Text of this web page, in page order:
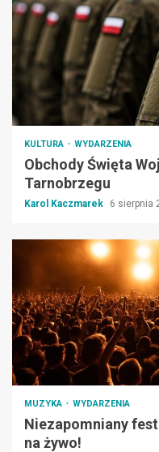
KULTURA WYDARZENIA
Obchody Święta
Tarnobrzegu
Karol Kaczmarek 6 sierpnia
MUZYKA WYDARZENIA
Niezapomniany
na żywo!